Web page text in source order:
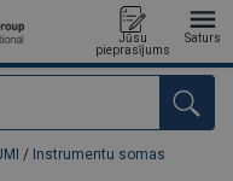
Jūsu
pieprasījums
Saturs
/ Instrumentu somas